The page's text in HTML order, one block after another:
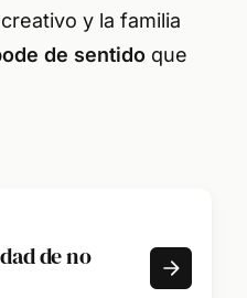
y la familia
de sentidoque
de no